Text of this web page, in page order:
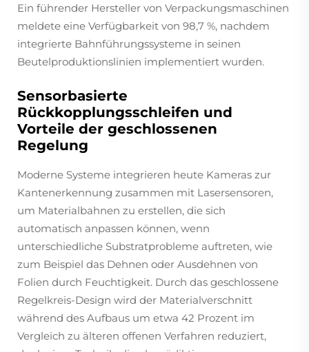
Ein führender Hersteller von Verpackungsmaschinen
meldete eine Verfügbarkeit von 98,7 %, nachdem
integrierte Bahnführungssysteme in seinen
Beutelproduktionslinien implementiert wurden.
Sensorbasierte
Rückkopplungsschleifen und
Vorteile der geschlossenen
Regelung
Moderne Systeme integrieren heute Kameras zur
Kanten­erkennung zusammen mit Laser­sensoren,
um Materialbahnen zu erstellen, die sich
automatisch anpassen können, wenn
unterschiedliche Substratprobleme auftreten, wie
zum Beispiel das Dehnen oder Ausdehnen von
Folien durch Feuchtigkeit. Durch das geschlossene
Regelkreis-Design wird der Material­verschnitt
während des Aufbaus um etwa 42 Prozent im
Vergleich zu älteren offenen Verfahren reduziert,